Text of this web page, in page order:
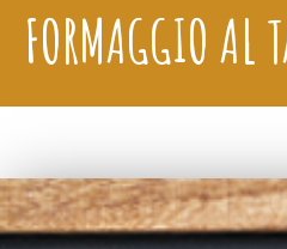
FORMAGGIO AL